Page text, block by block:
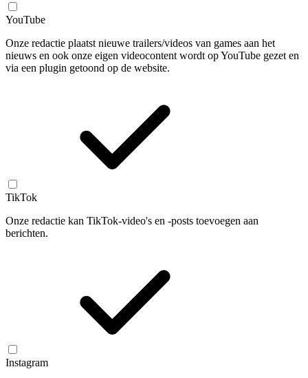
YouTube
Onze redactie plaatst nieuwe trailers/videos van games aan het
nieuws en ook onze eigen videocontent wordt op YouTube gezet en
via een plugin getoond op de website.
TikTok
Onze redactie kan TikTok-video's en -posts toevoegen aan
berichten.
Instagram